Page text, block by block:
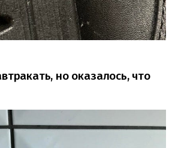
но оказалось, что